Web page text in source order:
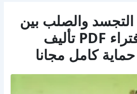
والصلب بين
الحقيقة والإفتراء PDF تأليف
كامل مجانا